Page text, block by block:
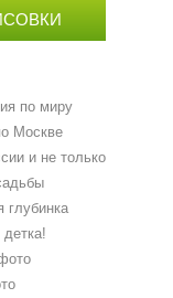
по миру
Москве
и не только
глубинка